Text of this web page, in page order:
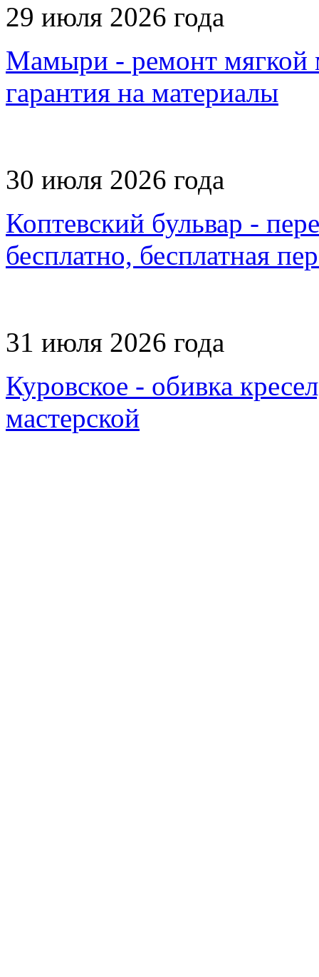
29 июля 2026 года
Мамыри - ремонт мягкой
гарантия на материалы
30 июля 2026 года
Коптевский бульвар -
бесплатно, бесплатная
31 июля 2026 года
Куровское - обивка
мастерской